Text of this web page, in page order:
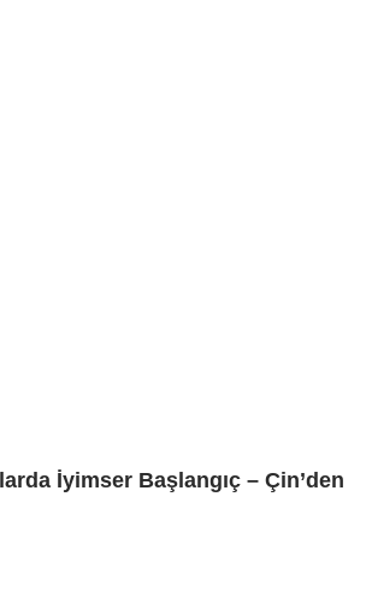
İyimser Başlangıç – Çin’den